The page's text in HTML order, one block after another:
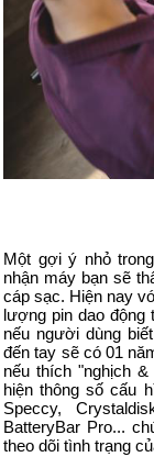
Một gợi ý nhỏ
nhận máy bạn sẽ
cáp sạc. Hiện nay
lượng pin dao động
nếu người dùng
đến tay sẽ có 01
nếu thích "nghịch
hiện thông số cấu
Speccy,
BatteryBar Pro...
theo dõi tình trạng